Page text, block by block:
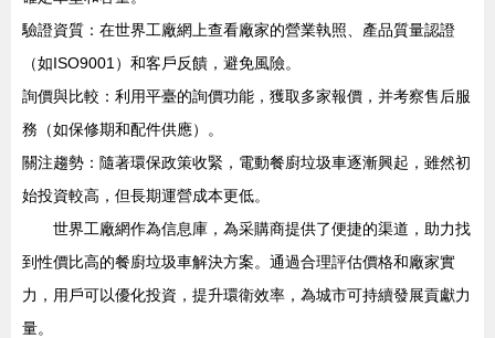
驗證資質：在世界工廠網上查看廠家的營業執照、產品質量認證
（如ISO9001）和客戶反饋，避免風險。
詢價與比較：利用平臺的詢價功能，獲取多家報價，并考察售后服
務（如保修期和配件供應）。
關注趨勢：隨著環保政策收緊，電動餐廚垃圾車逐漸興起，雖然初
始投資較高，但長期運營成本更低。
世界工廠網作為信息庫，為采購商提供了便捷的渠道，助力找
到性價比高的餐廚垃圾車解決方案。通過合理評估價格和廠家實
力，用戶可以優化投資，提升環衛效率，為城市可持續發展貢獻力
量。